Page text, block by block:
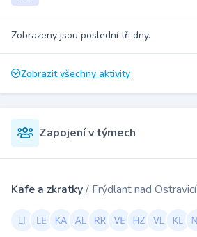
Zobrazeny jsou poslední tři dny.
Zobrazit všechny aktivity
Zapojení v týmech
Kafe a zkratky/ Frýdlant nad Ostravicí